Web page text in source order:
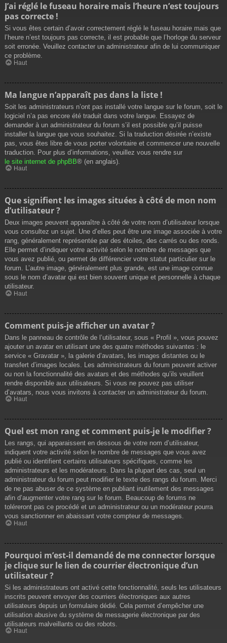
J’ai réglé le fuseau horaire mais l’heure n’est toujours
pas correcte !
Si vous êtes certain d’avoir correctement réglé le fuseau horaire mais que
l’heure n’est toujours pas correcte, il est probable que l’horloge du serveur
soit erronée. Veuillez contacter un administrateur afin de lui communiquer
ce problème.
Haut
Ma langue n’apparaît pas dans la liste !
Soit les administrateurs n’ont pas installé votre langue sur le forum, soit le
logiciel n’a pas encore été traduit dans votre langue. Essayez de
demander à un administrateur du forum s’il est possible qu’il puisse
installer la langue que vous souhaitez. Si la traduction désirée n’existe
pas, vous êtes libre de vous porter volontaire et commencer une nouvelle
traduction. Pour plus d’informations, veuillez vous rendre sur
le site internet de phpBB® (en anglais).
Haut
Que signifient les images situées à côté de mon nom
d’utilisateur ?
Deux images peuvent apparaître à côté de votre nom d’utilisateur lorsque
vous consultez un sujet. Une d’elles peut être une image associée à votre
rang, généralement représentée par des étoiles, des carrés ou des ronds.
Elle permet d’indiquer votre activité selon le nombre de messages que
vous avez publié, ou permet de différencier votre statut particulier sur le
forum. L’autre image, généralement plus grande, est une image connue
sous le nom d’avatar qui est bien souvent unique et personnelle à chaque
utilisateur.
Haut
Comment puis-je afficher un avatar ?
Dans le panneau de contrôle de l’utilisateur, sous « Profil », vous pouvez
ajouter un avatar en utilisant une des quatre méthodes suivantes : le
service « Gravatar », la galerie d’avatars, les images distantes ou le
transfert d’images locales. Les administrateurs du forum peuvent activer
ou non la fonctionnalité des avatars et des méthodes qu’ils veuillent
rendre disponible aux utilisateurs. Si vous ne pouvez pas utiliser
d’avatars, nous vous invitons à contacter un administrateur du forum.
Haut
Quel est mon rang et comment puis-je le modifier ?
Les rangs, qui apparaissent en dessous de votre nom d’utilisateur,
indiquent votre activité selon le nombre de messages que vous avez
publié ou identifient certains utilisateurs spécifiques, comme les
administrateurs et les modérateurs. Dans la plupart des cas, seul un
administrateur du forum peut modifier le texte des rangs du forum. Merci
de ne pas abuser de ce système en publiant inutilement des messages
afin d’augmenter votre rang sur le forum. Beaucoup de forums ne
toléreront pas ce procédé et un administrateur ou un modérateur pourra
vous sanctionner en abaissant votre compteur de messages.
Haut
Pourquoi m’est-il demandé de me connecter lorsque
je clique sur le lien de courrier électronique d’un
utilisateur ?
Si les administrateurs ont activé cette fonctionnalité, seuls les utilisateurs
inscrits peuvent envoyer des courriers électroniques aux autres
utilisateurs depuis un formulaire dédié. Cela permet d’empêcher une
utilisation abusive du système de messagerie électronique par des
utilisateurs malveillants ou des robots.
Haut